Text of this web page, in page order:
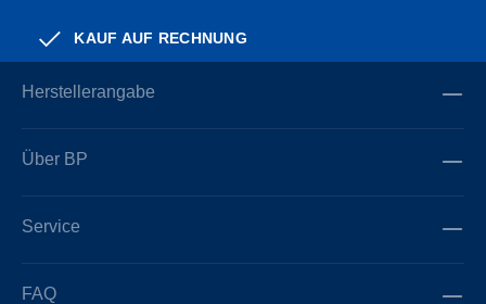
KAUF AUF RECHNUNG
Herstellerangabe
Über BP
Service
FAQ